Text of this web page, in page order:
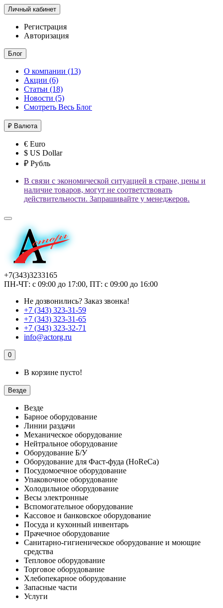
Личный кабинет
Регистрация
Авторизация
Блог
О компании (13)
Акции (6)
Статьи (18)
Новости (5)
Смотреть Весь Блог
₽ Валюта
€ Euro
$ US Dollar
₽ Рубль
В связи с экономической ситуацией в стране, цены и
наличие товаров, могут не соответствовать
действительности. Запрашивайте у менеджеров.
+7(343)3233165
ПН-ЧТ: с 09:00 до 17:00, ПТ: с 09:00 до 16:00
Не дозвонились? Заказ звонка!
+7 (343) 323-31-59
+7 (343) 323-31-65
+7 (343) 323-32-71
info@actorg.ru
0
В корзине пусто!
Везде
Везде
Барное оборудование
Линии раздачи
Механическое оборудование
Нейтральное оборудование
Оборудование Б/У
Оборудование для Фаст-фуда (HoReCa)
Посудомоечное оборудование
Упаковочное оборудование
Холодильное оборудование
Весы электронные
Вспомогательное оборудование
Кассовое и банковское оборудование
Посуда и кухонный инвентарь
Прачечное оборудование
Санитарно-гигиеническое оборудование и моющие
средства
Тепловое оборудование
Торговое оборудование
Хлебопекарное оборудование
Запасные части
Услуги